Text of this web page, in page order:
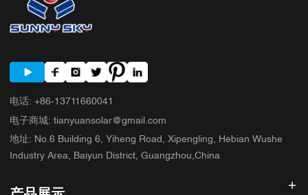
电话: +86-13711660041
电子商城: tianyuansolar@gmail.com
地址: No.6 Building 6, Yiheng Road, Xipengling, Hebian Wushe
Industry Area, Baiyun District, Guangzhou,China